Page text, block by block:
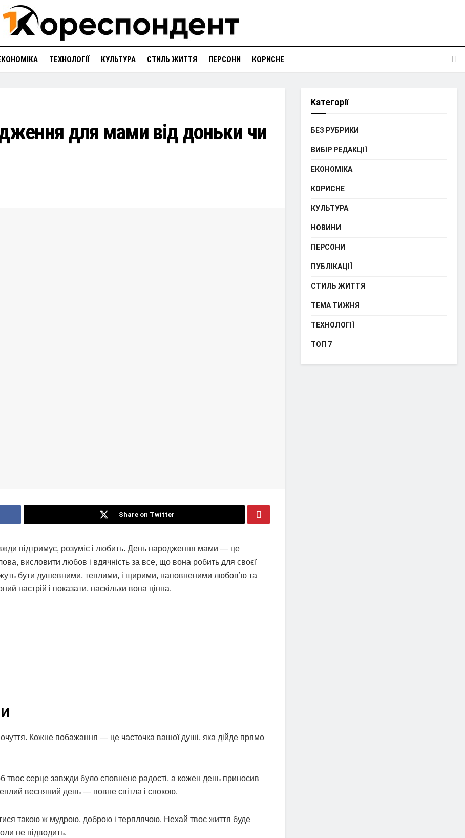
ТЕХНОЛОГІЇ КУЛЬТУРА СТИЛЬ ЖИТТЯ ПЕРСОНИ КОРИСНЕ
для мами від доньки чи
Share on Twitter
підтримує, розуміє і любить. День народження мами — це
висловити любов і вдячність за все, що вона робить для своєї
бути душевними, теплими, і щирими, наповненими любов’ю та
настрій і показати, наскільки вона цінна.
Кожне побажання — це часточка вашої душі, яка дійде прямо
серце завжди було сповнене радості, а кожен день приносив
весняний день — повне світла і спокою.
такою ж мудрою, доброю і терплячою. Нехай твоє життя буде
не підводить.
Категорії
БЕЗ РУБРИКИ
ВИБІР РЕДАКЦІЇ
ЕКОНОМІКА
КОРИСНЕ
КУЛЬТУРА
НОВИНИ
ПЕРСОНИ
ПУБЛІКАЦІЇ
СТИЛЬ ЖИТТЯ
ТЕМА ТИЖНЯ
ТЕХНОЛОГІЇ
ТОП 7